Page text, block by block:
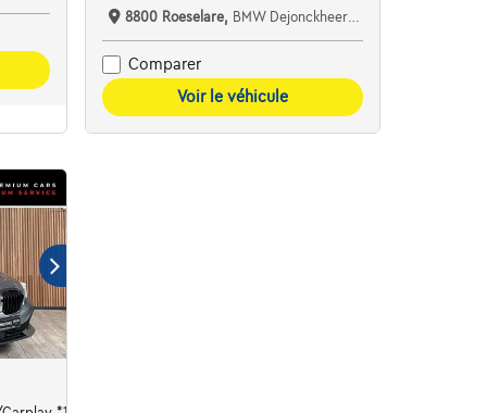
8800 Roeselare, BMW Dejonckheere Roeselare
Comparer
Voir le véhicule